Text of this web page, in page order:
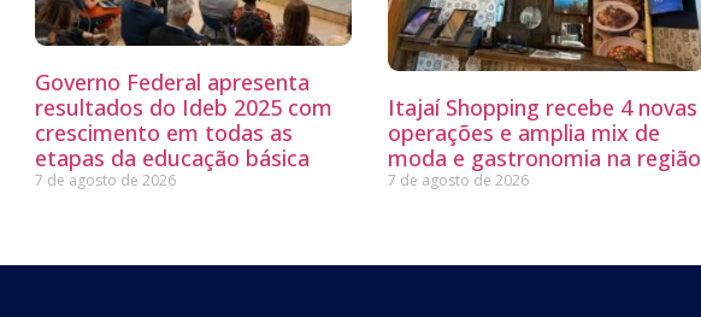
Governo Federal apresenta
resultados do Ideb 2025 com
crescimento em todas as
etapas da educação básica
7 de agosto de 2026
Itajaí Shopping recebe 4 novas
operações e amplia mix de
moda e gastronomia na região
7 de agosto de 2026